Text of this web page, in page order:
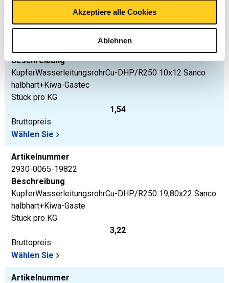
Akzeptiere alle Cookies
Ablehnen
Beschreibung
KupferWasserleitungsrohrCu-DHP/R250 10x12 Sanco
halbhart+Kiwa-Gastec
Stück pro KG
1,54
Bruttopreis
Wählen Sie
Artikelnummer
2930-0065-19822
Beschreibung
KupferWasserleitungsrohrCu-DHP/R250 19,80x22 Sanco
halbhart+Kiwa-Gaste
Stück pro KG
3,22
Bruttopreis
Wählen Sie
Artikelnummer